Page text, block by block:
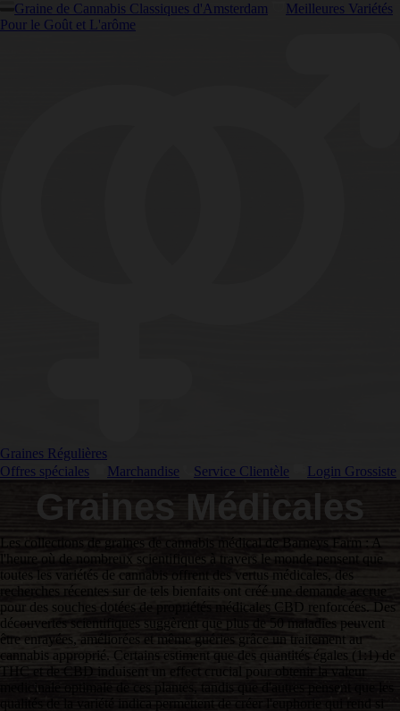
Graine de Cannabis Classiques d'Amsterdam
Meilleures Variétés
Pour le Goût et L'arôme
Graines Régulières
Offres spéciales
Marchandise Service Clientèle Login Grossiste
Graines Médicales
Les collections de graines de cannabis médical de Barneys Farm : A
l'heure où de nombreux scientifiques à travers le monde pensent que
toutes les variétés de cannabis offrent des vertus médicales, des
recherches récentes sur de tels bienfaits ont créé une demande accrue
pour des souches dotées de propriétés médicales CBD renforcées. Des
découvertes scientifiques suggèrent que plus de 50 maladies peuvent
être enrayées, améliorées et même guéries grâce un traitement au
cannabis approprié. Certains estiment que des quantités égales (1:1) de
THC et de CBD induisent un effect crucial pour obtenir la valeur
medicinale optimale de ces plantes, tandis que d'autres pensent que les
qualités de la variété indica permettent de créer l'euphorie qui rend si